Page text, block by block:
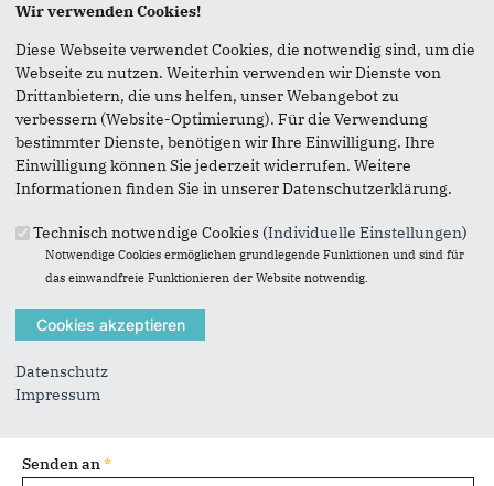
Vielen Dank, dass Sie die Inhalte unserer Homepage
weiterempfehlen.
Anmerkung: Ihre E-Mail-Adresse wird benötigt um die
Personen, denen Sie die Seite weiterempfehlen, zu
informieren, von wem die Empfehlung kommt, und dass es
kein Spam ist.
Das mit * gekennzeichnete Feld ist ein Pflichtfeld.
Eigene E-Mail-Adresse*
Senden an*
Wir verwenden Cookies!
Diese Webseite verwendet Cookies, die notwendig sind, um die
Webseite zu nutzen. Weiterhin verwenden wir Dienste von
Drittanbietern, die uns helfen, unser Webangebot zu
verbessern (Website-Optimierung). Für die Verwendung
bestimmter Dienste, benötigen wir Ihre Einwilligung. Ihre
Einwilligung können Sie jederzeit widerrufen. Weitere
Informationen finden Sie in unserer Datenschutzerklärung.
Technisch notwendige Cookies (Individuelle Einstellungen)
Notwendige Cookies ermöglichen grundlegende Funktionen und sind für
das einwandfreie Funktionieren der Website notwendig.
Datenschutz
Impressum